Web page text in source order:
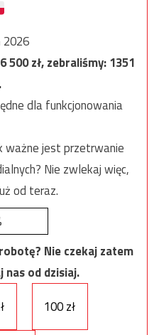
2026
500zł, zebraliśmy:1351
dla funkcjonowania
ważne jest przetrwanie
Nie zwlekaj więc,
od teraz.
Nie czekaj zatem
od dzisiaj.
100 zł